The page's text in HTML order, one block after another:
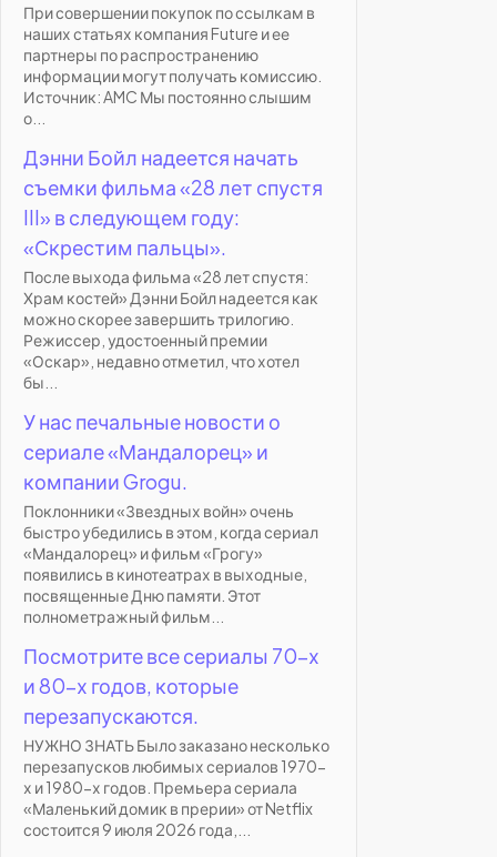
При совершении покупок по ссылкам в
наших статьях компания Future и ее
партнеры по распространению
информации могут получать комиссию.
Источник: AMC Мы постоянно слышим
о...
Дэнни Бойл надеется начать
съемки фильма «28 лет спустя
III» в следующем году:
«Скрестим пальцы».
После выхода фильма «28 лет спустя:
Храм костей» Дэнни Бойл надеется как
можно скорее завершить трилогию.
Режиссер, удостоенный премии
«Оскар», недавно отметил, что хотел
бы...
У нас печальные новости о
сериале «Мандалорец» и
компании Grogu.
Поклонники «Звездных войн» очень
быстро убедились в этом, когда сериал
«Мандалорец» и фильм «Грогу»
появились в кинотеатрах в выходные,
посвященные Дню памяти. Этот
полнометражный фильм...
Посмотрите все сериалы 70-х
и 80-х годов, которые
перезапускаются.
НУЖНО ЗНАТЬ Было заказано несколько
перезапусков любимых сериалов 1970-
х и 1980-х годов. Премьера сериала
«Маленький домик в прерии» от Netflix
состоится 9 июля 2026 года,...